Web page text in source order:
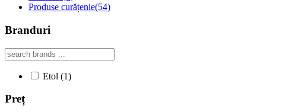
Produse curățenie(54)
Branduri
Etol (1)
Preț